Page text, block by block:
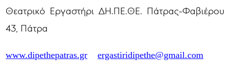
Θεατρικό Εργαστήρι ΔΗ.ΠΕ.ΘΕ. Πάτρας-Φαβιέρου
43, Πάτρα
www.dipethepatras.gr ergastiridipethe@gmail.com